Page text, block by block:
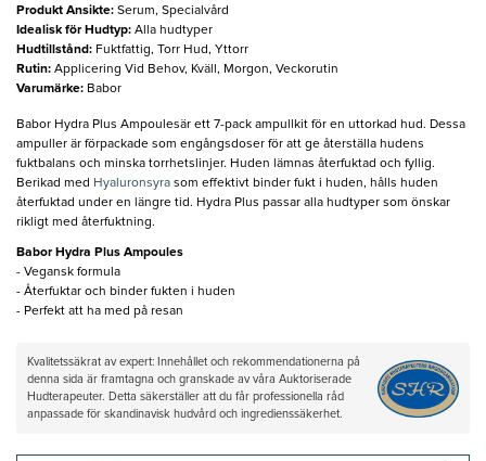
Produkt Ansikte: Serum, Specialvård
Idealisk för Hudtyp: Alla hudtyper
Hudtillstånd: Fuktfattig, Torr Hud, Yttorr
Rutin: Applicering Vid Behov, Kväll, Morgon, Veckorutin
Varumärke: Babor
Babor Hydra Plus Ampoulesär ett 7-pack ampullkit för en uttorkad hud. Dessa
ampuller är förpackade som engångsdoser för att ge återställa hudens
fuktbalans och minska torrhetslinjer. Huden lämnas återfuktad och fyllig.
Berikad med Hyaluronsyra som effektivt binder fukt i huden, hålls huden
återfuktad under en längre tid. Hydra Plus passar alla hudtyper som önskar
rikligt med återfuktning.
Babor Hydra Plus Ampoules
- Vegansk formula
- Återfuktar och binder fukten i huden
- Perfekt att ha med på resan
Kvalitetssäkrat av expert: Innehållet och rekommendationerna på
denna sida är framtagna och granskade av våra Auktoriserade
Hudterapeuter. Detta säkerställer att du får professionella råd
anpassade för skandinavisk hudvård och ingredienssäkerhet.